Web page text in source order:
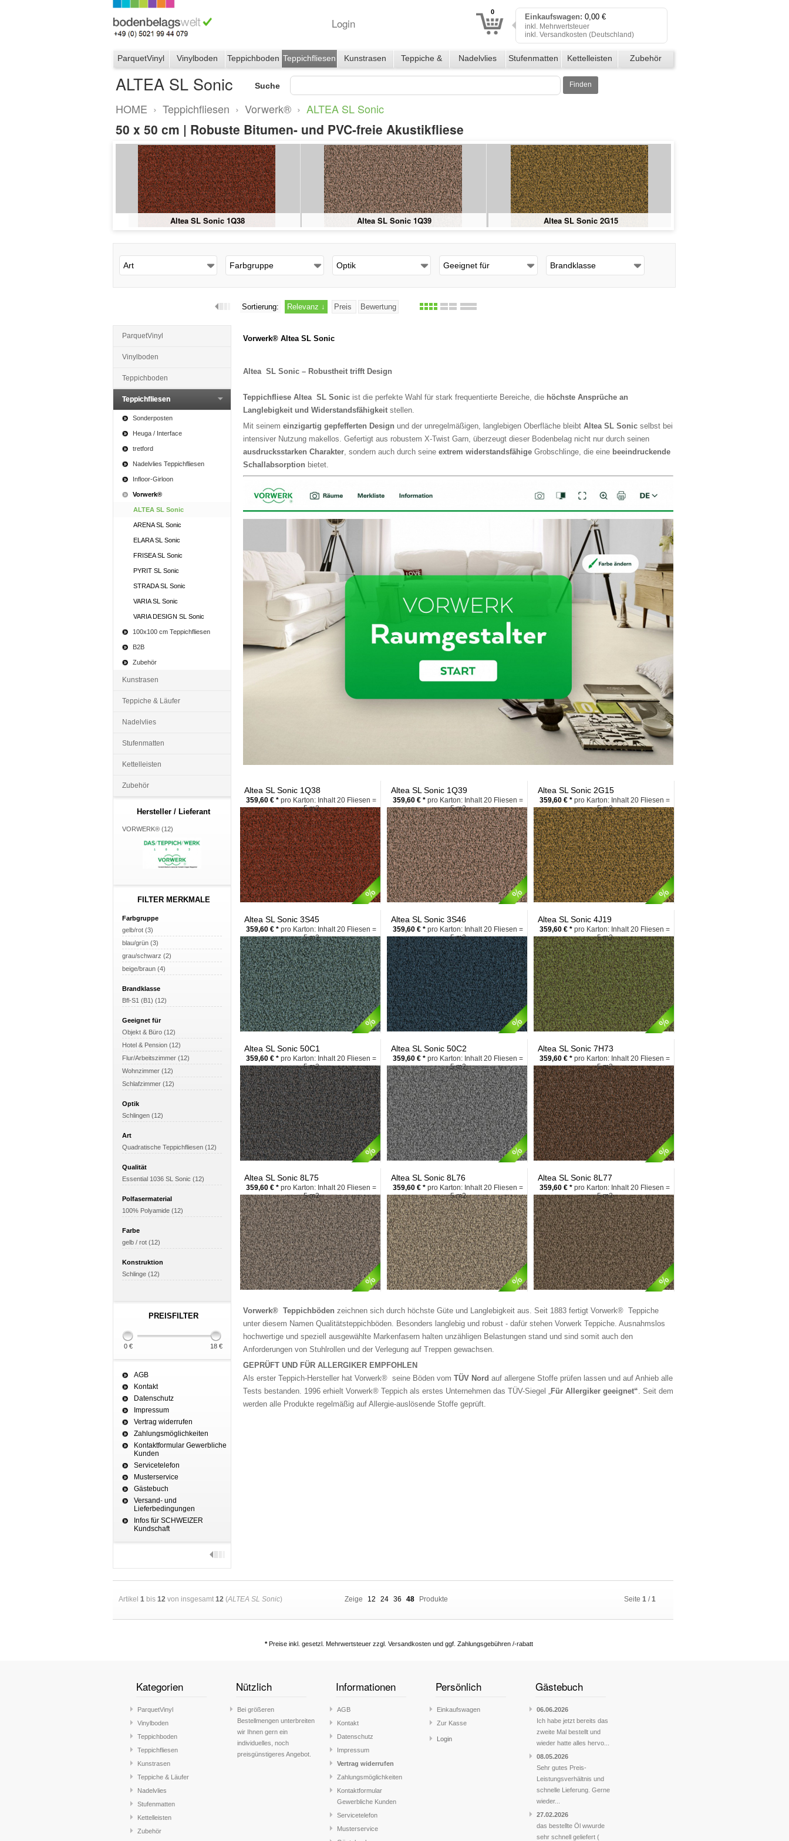
Login Einkaufswagen: 0,00 €
inkl. Mehrwertsteuer
inkl. Versandkosten (Deutschland)
Einkaufswagen anzeigen
Zur Kasse
Klicken Sie auf "Kaufen", um Ihre
Auf Wiedersehen!
0
ParquetVinyl Vinylboden Teppichboden Teppichfliesen Kunstrasen
Teppiche &
Läufer
Nadelvlies Stufenmatten Kettelleisten Zubehör
ALTEA SL Sonic Suche Finden
HOME › Teppichfliesen › Vorwerk® › ALTEA SL Sonic
50 x 50 cm | Robuste Bitumen- und PVC-freie Akustikfliese
Altea SL Sonic 2G15 Altea SL Sonic 3S45 Altea SL Sonic 3S46
Art Farbgruppe Optik Geeignet für Brandklasse
Sortierung: Relevanz ↓ Preis Bewertung
ParquetVinyl
Vinylboden
Teppichboden
Teppichfliesen
Sonderposten
Heuga / Interface
tretford
Nadelvlies Teppichfliesen
Infloor-Girloon
Vorwerk®
ALTEA SL Sonic
ARENA SL Sonic
ELARA SL Sonic
FRISEA SL Sonic
PYRIT SL Sonic
STRADA SL Sonic
VARIA SL Sonic
VARIA DESIGN SL Sonic
100x100 cm Teppichfliesen
B2B
Zubehör
Kunstrasen
Teppiche & Läufer
Nadelvlies
Stufenmatten
Kettelleisten
Zubehör
Hersteller / Lieferant
VORWERK® (12)
FILTER MERKMALE
Farbgruppe
gelb/rot (3)
blau/grün (3)
grau/schwarz (2)
beige/braun (4)
Brandklasse
Bfl-S1 (B1) (12)
Geeignet für
Objekt & Büro (12)
Hotel & Pension (12)
Flur/Arbeitszimmer (12)
Wohnzimmer (12)
Schlafzimmer (12)
Optik
Schlingen (12)
Art
Quadratische Teppichfliesen (12)
Qualität
Essential 1036 SL Sonic (12)
Polfasermaterial
100% Polyamide (12)
Farbe
gelb / rot (12)
Konstruktion
Schlinge (12)
PREISFILTER
0 € 18 €
AGB
Kontakt
Datenschutz
Impressum
Vertrag widerrufen
Zahlungsmöglichkeiten
Kontaktformular Gewerbliche
Kunden
Servicetelefon
Musterservice
Gästebuch
Versand- und
Lieferbedingungen
Infos für SCHWEIZER
Kundschaft
Vorwerk® Altea SL Sonic
Altea SL Sonic – Robustheit trifft Design
Teppichfliese Altea SL Sonic ist die perfekte Wahl für stark frequentierte Bereiche, die höchste Ansprüche an
Langlebigkeit und Widerstandsfähigkeit stellen.
Mit seinem einzigartig gepfefferten Design und der unregelmäßigen, langlebigen Oberfläche bleibt Altea SL Sonic selbst bei
intensiver Nutzung makellos. Gefertigt aus robustem X-Twist Garn, überzeugt dieser Bodenbelag nicht nur durch seinen
ausdrucksstarken Charakter, sondern auch durch seine extrem widerstandsfähige Grobschlinge, die eine beeindruckende
Schallabsorption bietet.
Altea SL Sonic 1Q38
359,60 € * pro Karton: Inhalt 20 Fliesen =
5 m2
Altea SL Sonic 1Q39
359,60 € * pro Karton: Inhalt 20 Fliesen =
5 m2
Altea SL Sonic 2G15
359,60 € * pro Karton: Inhalt 20 Fliesen =
5 m2
Altea SL Sonic 3S45
359,60 € * pro Karton: Inhalt 20 Fliesen =
5 m2
Altea SL Sonic 3S46
359,60 € * pro Karton: Inhalt 20 Fliesen =
5 m2
Altea SL Sonic 4J19
359,60 € * pro Karton: Inhalt 20 Fliesen =
5 m2
Altea SL Sonic 50C1
359,60 € * pro Karton: Inhalt 20 Fliesen =
5 m2
Altea SL Sonic 50C2
359,60 € * pro Karton: Inhalt 20 Fliesen =
5 m2
Altea SL Sonic 7H73
359,60 € * pro Karton: Inhalt 20 Fliesen =
5 m2
Altea SL Sonic 8L75
359,60 € * pro Karton: Inhalt 20 Fliesen =
5 m2
Altea SL Sonic 8L76
359,60 € * pro Karton: Inhalt 20 Fliesen =
5 m2
Altea SL Sonic 8L77
359,60 € * pro Karton: Inhalt 20 Fliesen =
5 m2
Vorwerk® Teppichböden zeichnen sich durch höchste Güte und Langlebigkeit aus. Seit 1883 fertigt Vorwerk® Teppiche
unter diesem Namen Qualitätsteppichböden. Besonders langlebig und robust - dafür stehen Vorwerk Teppiche. Ausnahmslos
hochwertige und speziell ausgewählte Markenfasern halten unzähligen Belastungen stand und sind somit auch den
Anforderungen von Stuhlrollen und der Verlegung auf Treppen gewachsen.
GEPRÜFT UND FÜR ALLERGIKER EMPFOHLEN
Als erster Teppich-Hersteller hat Vorwerk® seine Böden vom TÜV Nord auf allergene Stoffe prüfen lassen und auf Anhieb alle
Tests bestanden. 1996 erhielt Vorwerk® Teppich als erstes Unternehmen das TÜV-Siegel „Für Allergiker geeignet“. Seit dem
werden alle Produkte regelmäßig auf Allergie-auslösende Stoffe geprüft.
Artikel 1 bis 12 von insgesamt 12 (ALTEA SL Sonic) Zeige 12 24 36 48 Produkte Seite 1 /1
*Preise inkl. gesetzl. Mehrwertsteuer zzgl. Versandkosten und ggf. Zahlungsgebühren /-rabatt
Kategorien
ParquetVinyl
Vinylboden
Teppichboden
Teppichfliesen
Kunstrasen
Teppiche & Läufer
Nadelvlies
Stufenmatten
Kettelleisten
Zubehör
Nützlich
Bei größeren
Bestellmengen unterbreiten
wir Ihnen gern ein
individuelles, noch
preisgünstigeres Angebot.
Informationen
AGB
Kontakt
Datenschutz
Impressum
Vertrag widerrufen
Zahlungsmöglichkeiten
Kontaktformular
Gewerbliche Kunden
Servicetelefon
Musterservice
Persönlich
Einkaufswagen
Zur Kasse
Login
Gästebuch
06.06.2026
Ich habe jetzt bereits das
zweite Mal bestellt und
wieder hatte alles hervo...
08.05.2026
Sehr gutes Preis-
Leistungsverhältnis und
schnelle Lieferung. Gerne
wieder...
27.02.2026
das bestellte Öl wwurde
sehr schnell geliefert (